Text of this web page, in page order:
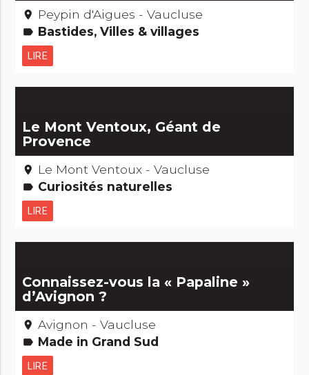
place Peypin d'Aigues - Vaucluse
label Bastides, Villes & villages
LIRE
Le Mont Ventoux, Géant de
Provence
place Le Mont Ventoux - Vaucluse
label Curiosités naturelles
LIRE
Connaissez-vous la « Papaline »
d’Avignon ?
place Avignon - Vaucluse
label Made in Grand Sud
LIRE